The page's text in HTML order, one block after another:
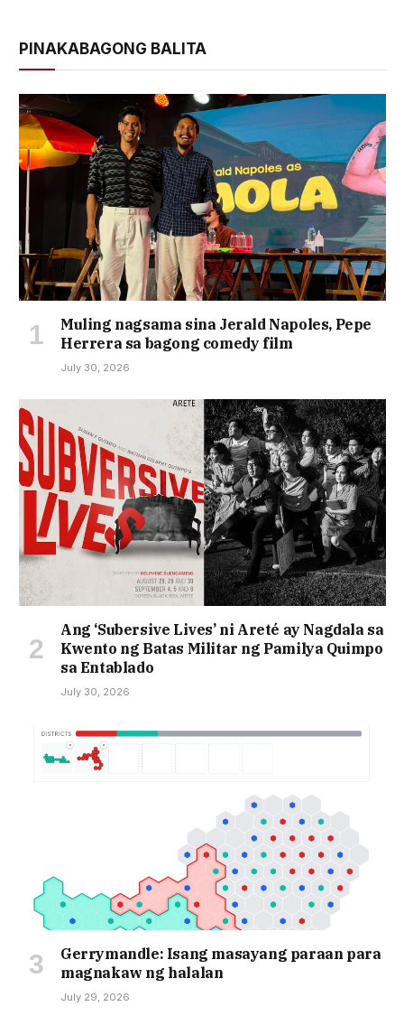
PINAKABAGONG BALITA
Muling nagsama sina Jerald Napoles, Pepe
Herrera sa bagong comedy film
July 30, 2026
Ang ‘Subersive Lives’ ni Areté ay Nagdala sa
Kwento ng Batas Militar ng Pamilya Quimpo
sa Entablado
July 30, 2026
Gerrymandle: Isang masayang paraan para
magnakaw ng halalan
July 29, 2026